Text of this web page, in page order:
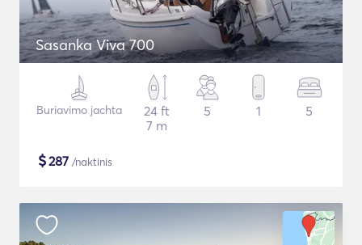
Sasanka Viva 700
Buriavimo jachta
24 ft
7 m
5 1 5
$287 /naktinis